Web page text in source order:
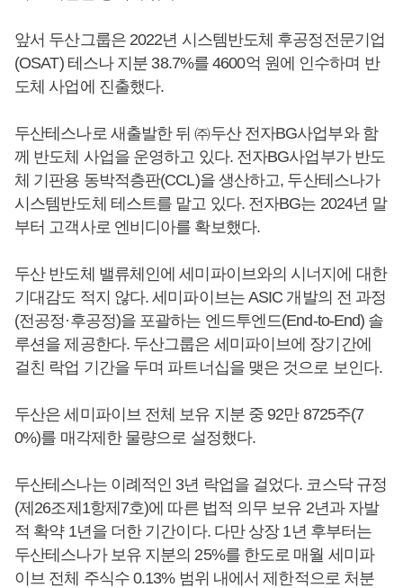
앞서 두산그룹은 2022년 시스템반도체 후공정전문기업
(OSAT) 테스나 지분 38.7%를 4600억 원에 인수하며 반
도체 사업에 진출했다.
두산테스나로 새출발한 뒤 ㈜두산 전자BG사업부와 함
께 반도체 사업을 운영하고 있다. 전자BG사업부가 반도
체 기판용 동박적층판(CCL)을 생산하고, 두산테스나가
시스템반도체 테스트를 맡고 있다. 전자BG는 2024년 말
부터 고객사로 엔비디아를 확보했다.
두산 반도체 밸류체인에 세미파이브와의 시너지에 대한
기대감도 적지 않다. 세미파이브는 ASIC 개발의 전 과정
(전공정·후공정)을 포괄하는 엔드투엔드(End-to-End) 솔
루션을 제공한다. 두산그룹은 세미파이브에 장기간에
걸친 락업 기간을 두며 파트너십을 맺은 것으로 보인다.
두산은 세미파이브 전체 보유 지분 중 92만 8725주(7
0%)를 매각제한 물량으로 설정했다.
두산테스나는 이례적인 3년 락업을 걸었다. 코스닥 규정
(제26조제1항제7호)에 따른 법적 의무 보유 2년과 자발
적 확약 1년을 더한 기간이다. 다만 상장 1년 후부터는
두산테스나가 보유 지분의 25%를 한도로 매월 세미파
이브 전체 주식수 0.13% 범위 내에서 제한적으로 처분